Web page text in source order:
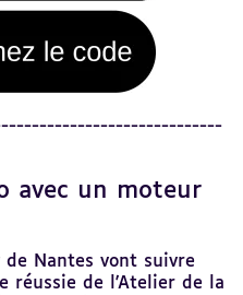
avec un moteur
de Nantes vont suivre
réussie de l'Atelier de la